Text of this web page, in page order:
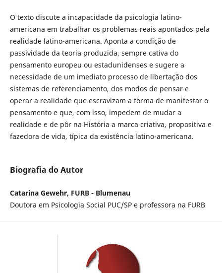
O texto discute a incapacidade da psicologia latino-
americana em trabalhar os problemas reais apontados pela
realidade latino-americana. Aponta a condição de
passividade da teoria produzida, sempre cativa do
pensamento europeu ou estadunidenses e sugere a
necessidade de um imediato processo de libertação dos
sistemas de referenciamento, dos modos de pensar e
operar a realidade que escravizam a forma de manifestar o
pensamento e que, com isso, impedem de mudar a
realidade e de pôr na História a marca criativa, propositiva e
fazedora de vida, típica da existência latino-americana.
Biografia do Autor
Catarina Gewehr, FURB - Blumenau
Doutora em Psicologia Social PUC/SP e professora na FURB